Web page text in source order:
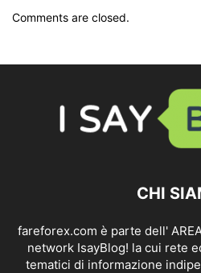
Comments are closed.
CHI
fareforex.com è parte dell'
network IsayBlog! la cui rete
tematici di informazione